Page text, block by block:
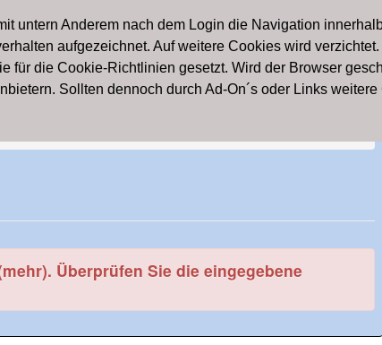
untern Anderem nach dem Login die Navigation
aufgezeichnet. Auf weitere Cookies wird
für die Cookie-Richtlinien gesetzt. Wird der Browser
Sollten dennoch durch Ad-On´s oder Links
to Dream -
Highscore Statistiken Freie Vereine
Überprüfen Sie die eingegebene